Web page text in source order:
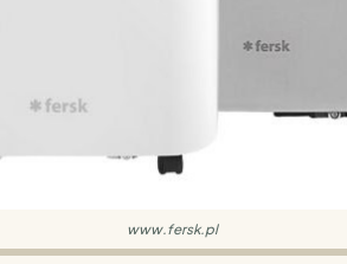
www.fersk.pl